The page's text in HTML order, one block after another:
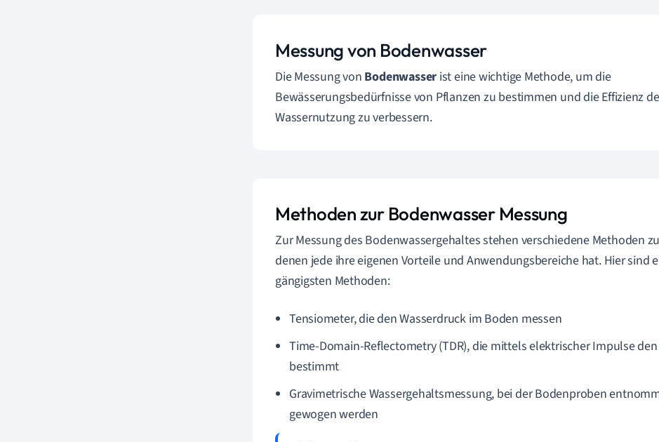
Messung von Bodenwasser
Die Messung von Bodenwasser ist eine wichtige Methode, um die
Bewässerungsbedürfnisse von Pflanzen zu bestimmen und die Effizienz
Wassernutzung zu verbessern.
Methoden zur Bodenwasser Messung
Zur Messung des Bodenwassergehaltes stehen verschiedene Methoden
denen jede ihre eigenen Vorteile und Anwendungsbereiche hat. Hier sind
gängigsten Methoden:
Tensiometer, die den Wasserdruck im Boden messen
Time-Domain-Reflectometry (TDR), die mittels elektrischer Impulse
bestimmt
Gravimetrische Wassergehaltsmessung, bei der Bodenproben
gewogen werden